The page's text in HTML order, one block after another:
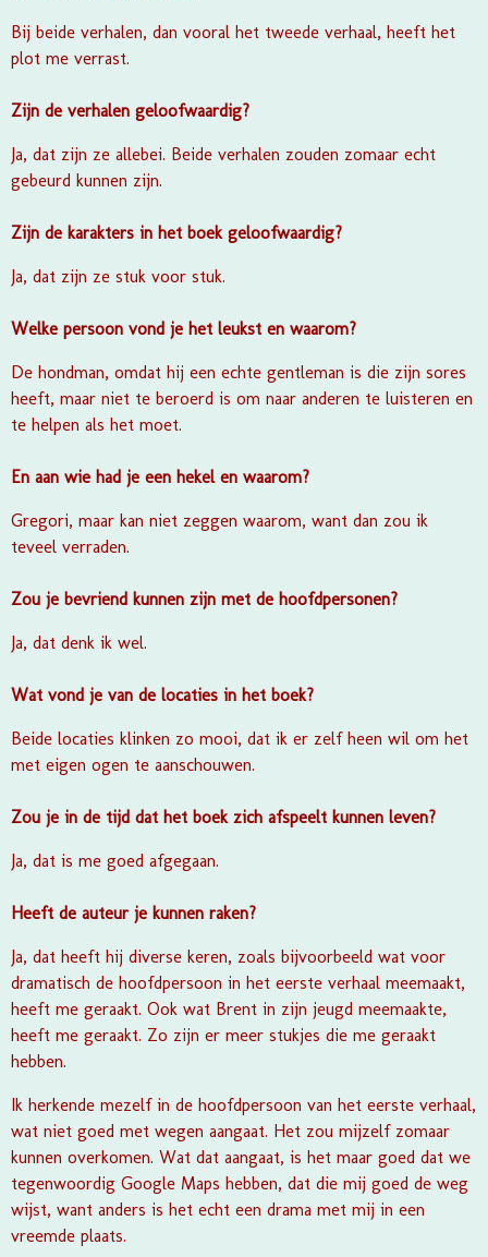
Bij beide verhalen, dan vooral het tweede verhaal, heeft het
plot me verrast.
Zijn de verhalen geloofwaardig?
Ja, dat zijn ze allebei. Beide verhalen zouden zomaar echt
gebeurd kunnen zijn.
Zijn de karakters in het boek geloofwaardig?
Ja, dat zijn ze stuk voor stuk.
Welke persoon vond je het leukst en waarom?
De hondman, omdat hij een echte gentleman is die zijn sores
heeft, maar niet te beroerd is om naar anderen te luisteren en
te helpen als het moet.
En aan wie had je een hekel en waarom?
Gregori, maar kan niet zeggen waarom, want dan zou ik
teveel verraden.
Zou je bevriend kunnen zijn met de hoofdpersonen?
Ja, dat denk ik wel.
Wat vond je van de locaties in het boek?
Beide locaties klinken zo mooi, dat ik er zelf heen wil om het
met eigen ogen te aanschouwen.
Zou je in de tijd dat het boek zich afspeelt kunnen leven?
Ja, dat is me goed afgegaan.
Heeft de auteur je kunnen raken?
Ja, dat heeft hij diverse keren, zoals bijvoorbeeld wat voor
dramatisch de hoofdpersoon in het eerste verhaal meemaakt,
heeft me geraakt. Ook wat Brent in zijn jeugd meemaakte,
heeft me geraakt. Zo zijn er meer stukjes die me geraakt
hebben.
Ik herkende mezelf in de hoofdpersoon van het eerste verhaal,
wat niet goed met wegen aangaat. Het zou mijzelf zomaar
kunnen overkomen. Wat dat aangaat, is het maar goed dat we
tegenwoordig Google Maps hebben, dat die mij goed de weg
wijst, want anders is het echt een drama met mij in een
vreemde plaats.